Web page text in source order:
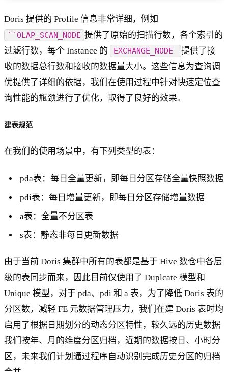
Doris 提供的 Profile 信息非常详细，例如
``OLAP_SCAN_NODE 提供了原始的扫描行数，各个索引的
过滤行数，每个 Instance 的
EXCHANGE_NODE
提供了接
收的数据总行数和接收的数据量大小。这些信息为查询调
优提供了详细的依据，我们在使用过程中针对快速定位查
询性能的瓶颈进行了优化，取得了良好的效果。
建表规范
在我们的使用场景中，有下列类型的表：
pda表：每日全量更新，即每日分区存储全量快照数据
pdi表：每日增量更新，即每日分区存储增量数据
a表：全量不分区表
s表：静态非每日更新数据
由于当前 Doris 集群中所有的表都是基于 Hive 数仓中各层
级的表同步而来，因此目前仅使用了 Duplcate 模型和
Unique 模型，对于 pda、pdi 和 a 表，为了降低 Doris 表的
分区数，减轻 FE 元数据管理压力，我们在建 Doris 表时均
启用了根据日期划分的动态分区特性，较久远的历史数据
我们按年、月的维度分区归档，近期的数据按日、小时分
区，未来我们计划通过程序自动识别完成历史分区的归档